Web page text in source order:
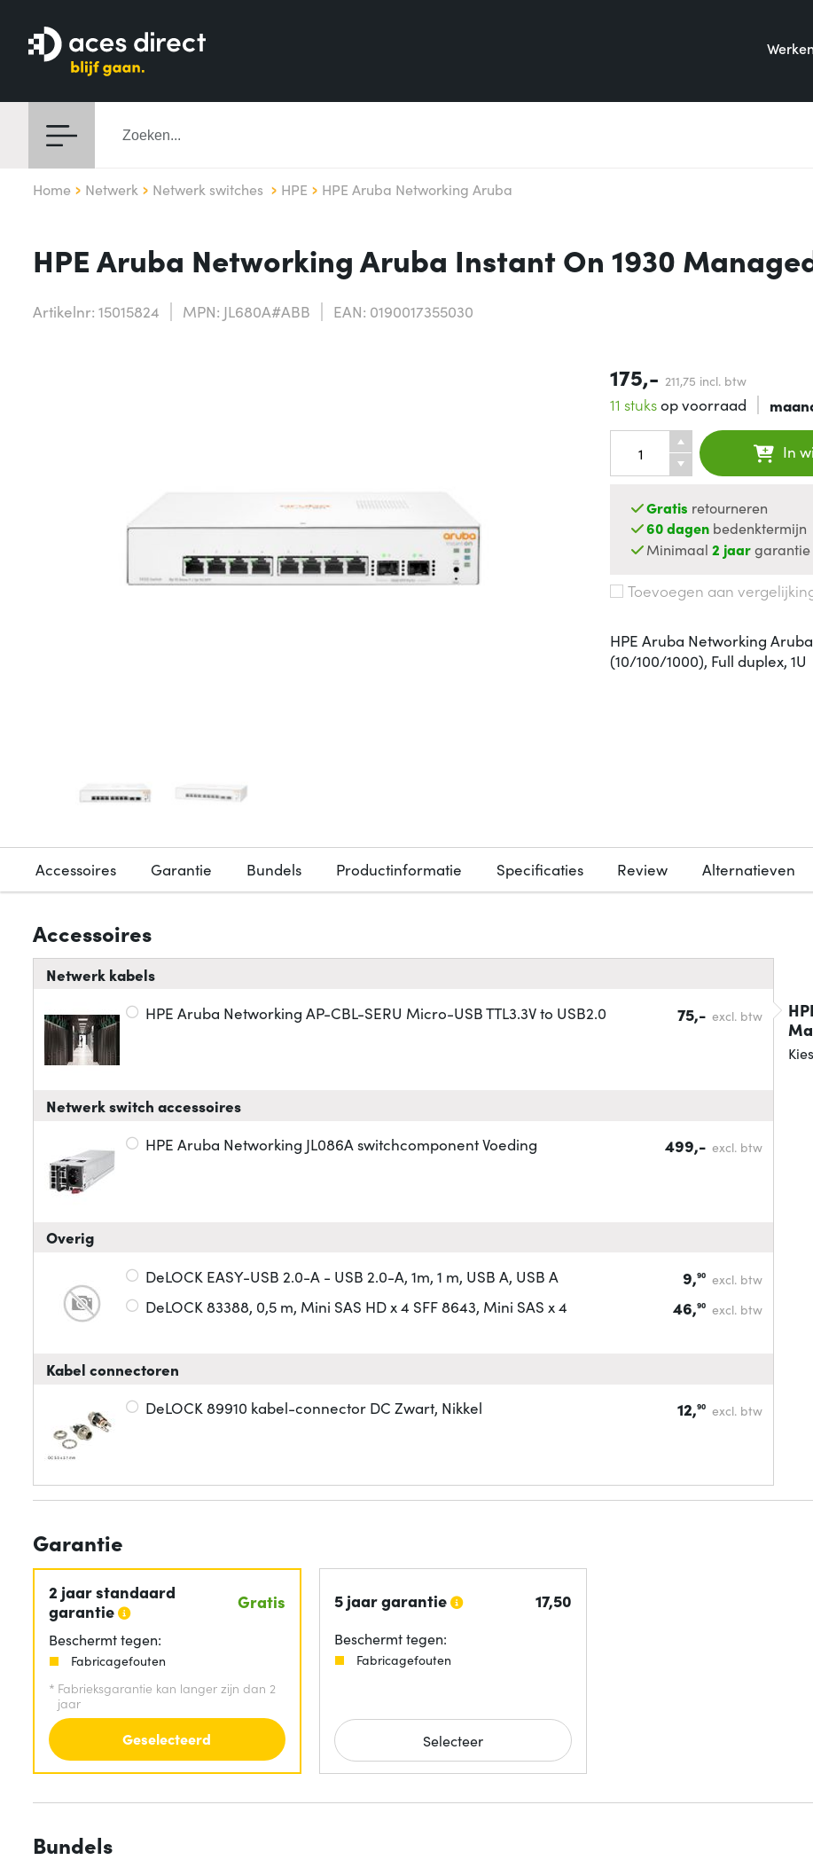
Home Netwerk Netwerk switches HPE HPE Aruba Networking Aruba
HPE Aruba Networking Aruba Instant On 1930
Artikelnr: 15015824 MPN: JL680A#ABB EAN: 0190017355030
175,- 211,75 incl. btw
11 stuksop voorraad
In
Gratis retourneren
60 dagen bedenktermijn
Minimaal2 jaargarantie
Toevoegen aan
HPE Aruba Networking
(10/100/1000), Full duplex, 1U
Accessoires Garantie Bundels Productinformatie Specificaties Review Alternatieven
Accessoires
Netwerk kabels
HPE Aruba Networking AP-CBL-SERU Micro-USB TTL3.3V to USB2.0 75,- excl. btw
Netwerk switch accessoires
HPE Aruba Networking JL086A switchcomponent Voeding 499,- excl. btw
Overig
DeLOCK EASY-USB 2.0-A - USB 2.0-A, 1m, 1 m, USB A, USB A 9,90 excl. btw
DeLOCK 83388, 0,5 m, Mini SAS HD x 4 SFF 8643, Mini SAS x 4 46,90 excl. btw
Kabel connectoren
DeLOCK 89910 kabel-connector DC Zwart, Nikkel 12,90 excl. btw
Garantie
2 jaar standaard
garantie
Gratis
Beschermt tegen:
Fabricagefouten
* Fabrieksgarantie kan langer zijn dan 2
jaar
Geselecteerd
5 jaar garantie 17,50
Beschermt tegen:
Fabricagefouten
Selecteer
Bundels